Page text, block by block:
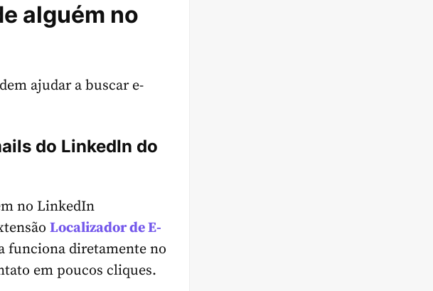
alguém no
ajudar a buscar e-
do LinkedIn do
no LinkedIn
Localizador deE-
funciona diretamente no
em poucos cliques.